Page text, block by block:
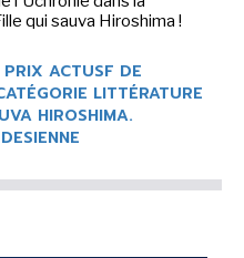
qui sauva Hiroshima !
ACTUSF DE
LITTÉRATURE
HIROSHIMA.